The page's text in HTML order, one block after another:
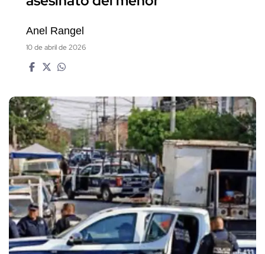
Anel Rangel
10 de abril de 2026